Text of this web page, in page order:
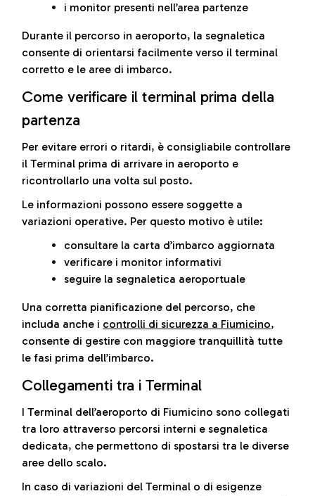
i monitor presenti nell’area partenze
Durante il percorso in aeroporto, la segnaletica
consente di orientarsi facilmente verso il terminal
corretto e le aree di imbarco.
Come verificare il terminal prima della
partenza
Per evitare errori o ritardi, è consigliabile controllare
il Terminal prima di arrivare in aeroporto e
ricontrollarlo una volta sul posto.
Le informazioni possono essere soggette a
variazioni operative. Per questo motivo è utile:
consultare la carta d’imbarco aggiornata
verificare i monitor informativi
seguire la segnaletica aeroportuale
Una corretta pianificazione del percorso, che
includa anche i controlli di sicurezza a Fiumicino,
consente di gestire con maggiore tranquillità tutte
le fasi prima dell’imbarco.
Collegamenti tra i Terminal
I Terminal dell’aeroporto di Fiumicino sono collegati
tra loro attraverso percorsi interni e segnaletica
dedicata, che permettono di spostarsi tra le diverse
aree dello scalo.
In caso di variazioni del Terminal o di esigenze